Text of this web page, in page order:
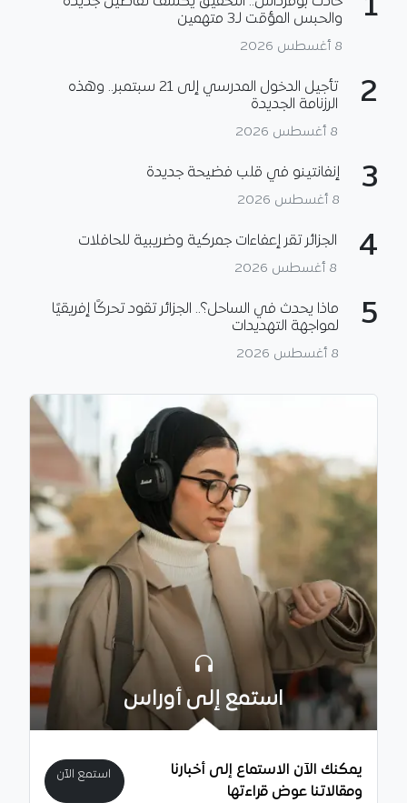
1
والحبس المؤقت لـ3 متهمين
8 أغسطس 2026
2
تأجيل الدخول المدرسي إلى 21 سبتمبر.. وهذه
الرزنامة الجديدة
8 أغسطس 2026
3 إنفانتينو في قلب فضيحة جديدة
8 أغسطس 2026
4 الجزائر تقر إعفاءات جمركية وضريبية للحافلات
8 أغسطس 2026
5
ماذا يحدث في الساحل؟.. الجزائر تقود تحركًا إفريقيًا
لمواجهة التهديدات
8 أغسطس 2026
استمع إلى أوراس
يمكنك الآن الاستماع إلى أخبارنا
ومقالاتنا عوض قراءتها
استمع الآن